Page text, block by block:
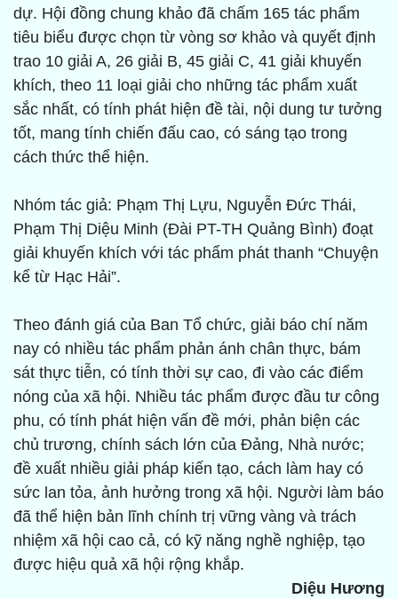
dự. Hội đồng chung khảo đã chấm 165 tác phẩm
tiêu biểu được chọn từ vòng sơ khảo và quyết định
trao 10 giải A, 26 giải B, 45 giải C, 41 giải khuyến
khích, theo 11 loại giải cho những tác phẩm xuất
sắc nhất, có tính phát hiện đề tài, nội dung tư tưởng
tốt, mang tính chiến đấu cao, có sáng tạo trong
cách thức thể hiện.
Nhóm tác giả: Phạm Thị Lựu, Nguyễn Đức Thái,
Phạm Thị Diệu Minh (Đài PT-TH Quảng Bình) đoạt
giải khuyến khích với tác phẩm phát thanh “Chuyện
kể từ Hạc Hải”.
Theo đánh giá của Ban Tổ chức, giải báo chí năm
nay có nhiều tác phẩm phản ánh chân thực, bám
sát thực tiễn, có tính thời sự cao, đi vào các điểm
nóng của xã hội. Nhiều tác phẩm được đầu tư công
phu, có tính phát hiện vấn đề mới, phản biện các
chủ trương, chính sách lớn của Đảng, Nhà nước;
đề xuất nhiều giải pháp kiến tạo, cách làm hay có
sức lan tỏa, ảnh hưởng trong xã hội. Người làm báo
đã thể hiện bản lĩnh chính trị vững vàng và trách
nhiệm xã hội cao cả, có kỹ năng nghề nghiệp, tạo
được hiệu quả xã hội rộng khắp.
Diệu Hương